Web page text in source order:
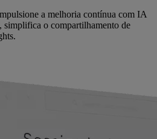
a melhoria contínua com IA
simplifica o compartilhamento de